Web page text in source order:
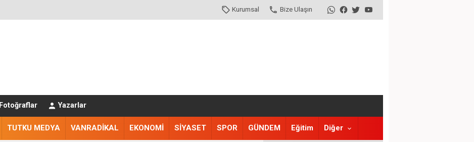
Kurumsal Bize Ulaşın
Fotoğraflar Yazarlar
TUTKU MEDYA VANRADİKAL EKONOMİ SİYASET SPOR GÜNDEM Eğitim Diğer